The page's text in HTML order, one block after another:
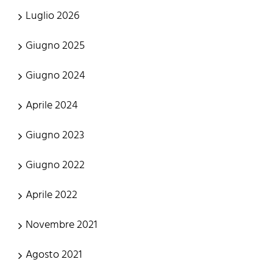
Luglio 2026
Giugno 2025
Giugno 2024
Aprile 2024
Giugno 2023
Giugno 2022
Aprile 2022
Novembre 2021
Agosto 2021